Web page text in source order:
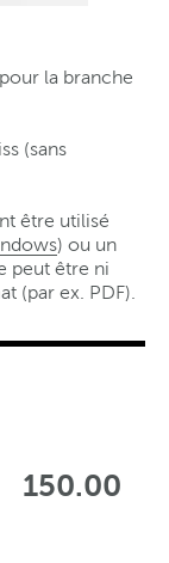
la branche
(sans
être utilisé
) ou un
peut être ni
(par ex. PDF).
150.00